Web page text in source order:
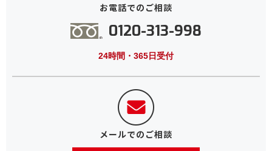
お電話でのご相談
0120-313-998
24時間・365日受付
メールでのご相談